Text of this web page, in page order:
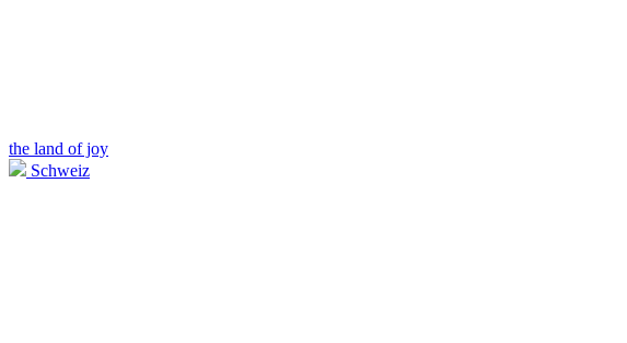
the land of joy
Schweiz